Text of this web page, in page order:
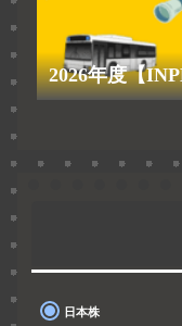
2026年度【
日本株